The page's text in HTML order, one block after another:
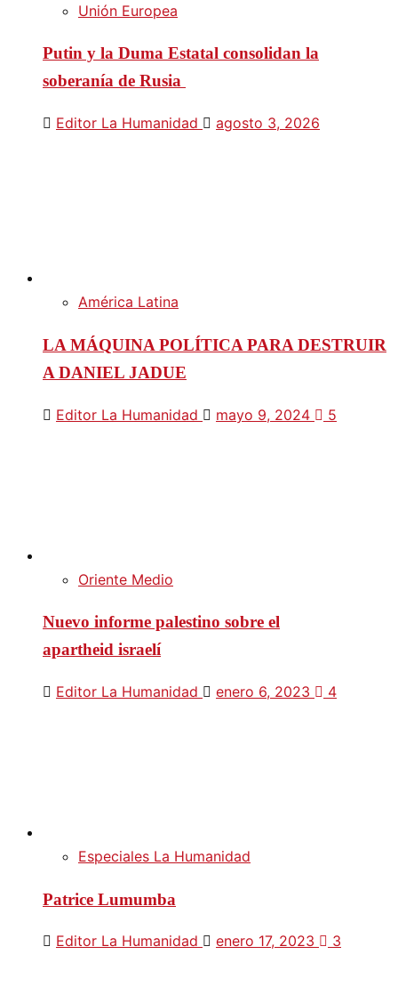
Unión Europea
Putin y la Duma Estatal consolidan la
soberanía de Rusia
Editor La Humanidad agosto 3, 2026
América Latina
LA MÁQUINA POLÍTICA PARA DESTRUIR
A DANIEL JADUE
Editor La Humanidad mayo 9, 2024 5
Oriente Medio
Nuevo informe palestino sobre el
apartheid israelí
Editor La Humanidad enero 6, 2023 4
Especiales La Humanidad
Patrice Lumumba
Editor La Humanidad enero 17, 2023 3